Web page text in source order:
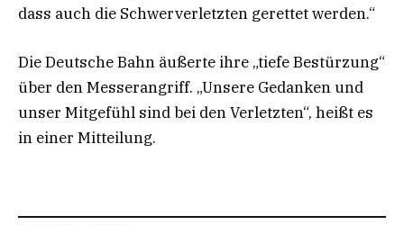
dass auch die Schwerverletzten gerettet werden.“
Die Deutsche Bahn äußerte ihre „tiefe Bestürzung“
über den Messerangriff. „Unsere Gedanken und
unser Mitgefühl sind bei den Verletzten“, heißt es
in einer Mitteilung.